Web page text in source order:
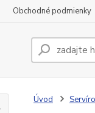
Obchodné podmienky
Úvod